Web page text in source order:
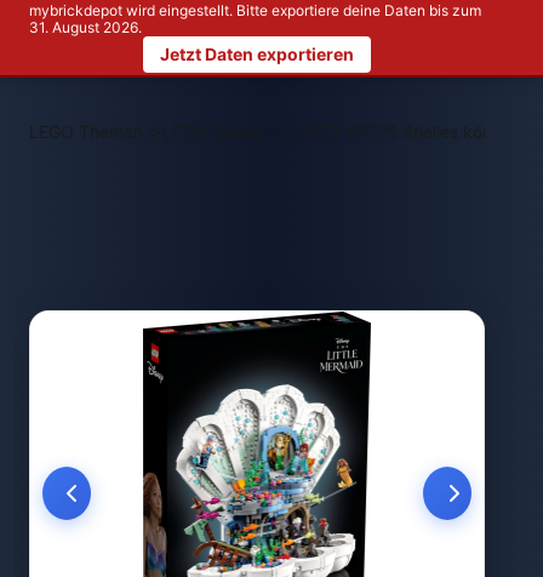
mybrickdepot wird eingestellt. Bitte exportiere deine Daten bis zum
31. August 2026.
Jetzt Daten exportieren
LEGO Themen > LEGO 43225 Arielles